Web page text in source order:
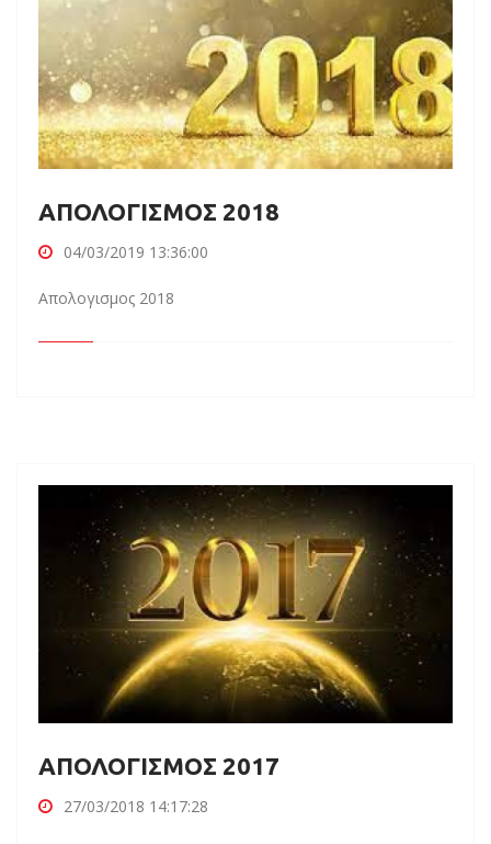
ΑΠΟΛΟΓΙΣΜΟΣ 2018
04/03/2019 13:36:00
Απολογισμος 2018
ΑΠΟΛΟΓΙΣΜΟΣ 2017
27/03/2018 14:17:28